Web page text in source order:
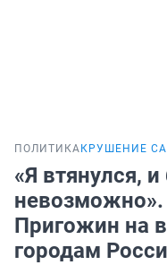
ПОЛИТИКА КРУШЕНИЕ
«Я втянулся,
Пригожин на
городам